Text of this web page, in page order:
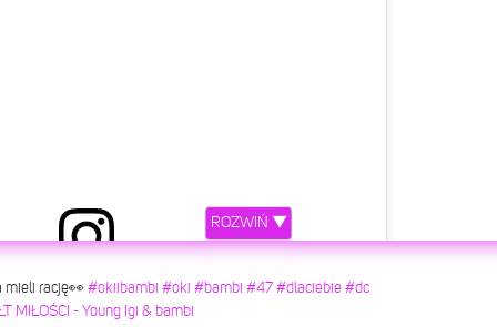
ten post na Instagramie
ROZWIŃ ▼
rację👀 #okiibambi #oki #bambi #47 #dlaciebie #dc
MIŁOŚCI - Young Igi & bambi